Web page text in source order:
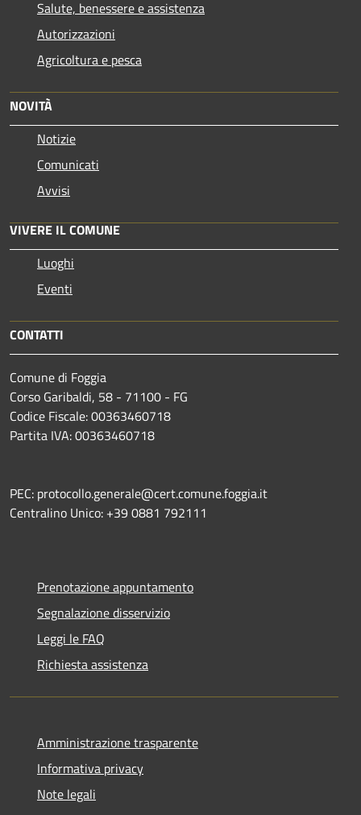
Salute, benessere e assistenza
Autorizzazioni
Agricoltura e pesca
NOVITÀ
Notizie
Comunicati
Avvisi
VIVERE IL COMUNE
Luoghi
Eventi
CONTATTI
Comune di Foggia
Corso Garibaldi, 58 - 71100 - FG
Codice Fiscale: 00363460718
Partita IVA: 00363460718
PEC: protocollo.generale@cert.comune.foggia.it
Centralino Unico: +39 0881 792111
Prenotazione appuntamento
Segnalazione disservizio
Leggi le FAQ
Richiesta assistenza
Amministrazione trasparente
Informativa privacy
Note legali